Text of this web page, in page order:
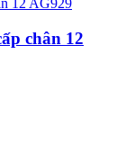
chân 12